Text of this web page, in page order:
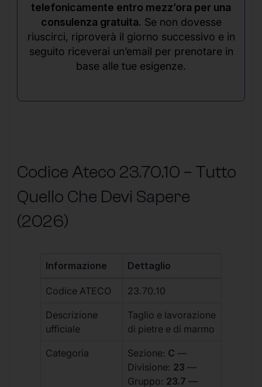
telefonicamente entro mezz’ora per una
consulenza gratuita. Se non dovesse
riuscirci, riproverà il giorno successivo e in
seguito riceverai un’email per prenotare in
base alle tue esigenze.
Codice Ateco 23.70.10 – Tutto
Quello Che Devi Sapere
(2026)
Informazione Dettaglio
Codice ATECO 23.70.10
Descrizione
ufficiale
Taglio e lavorazione
di pietre e di marmo
Categoria Sezione: C —
Divisione: 23 —
Gruppo: 23.7 —